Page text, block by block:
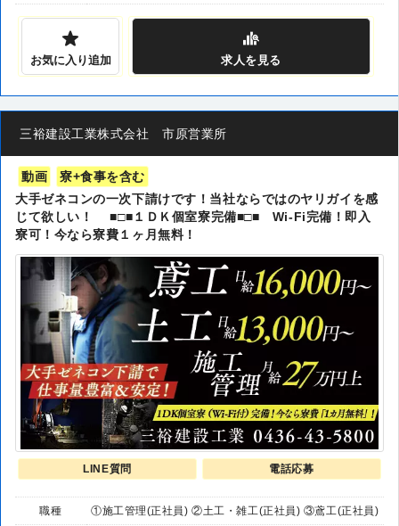
お気に入り追加 求人を見る
三裕建設工業株式会社 市原営業所
動画
寮+食事を含む
大手ゼネコンの一次下請けです！当社ならではのヤリガイを感
じて欲しい！ ■□■１ＤＫ個室寮完備■□■ Wi-Fi完備！即入
寮可！今なら寮費１ヶ月無料！
LINE質問 電話応募
職種 ①施工管理(正社員) ②土工・雑工(正社員) ③鳶工(正社員)